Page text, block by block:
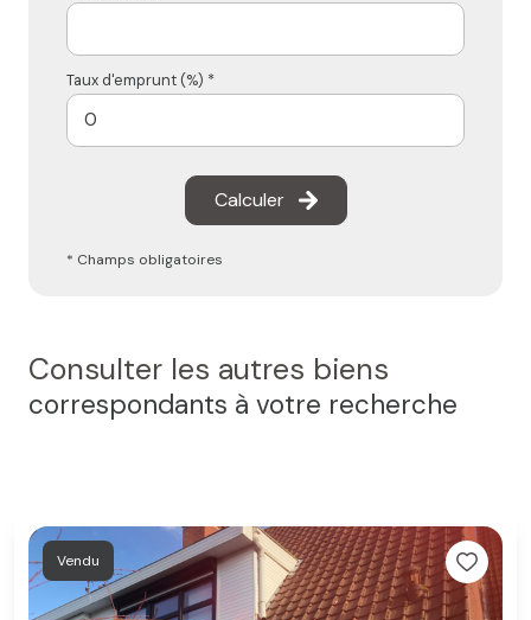
Taux d'emprunt (%) *
Calculer
* Champs obligatoires
Consulter les autres biens
correspondants à votre recherche
Vendu